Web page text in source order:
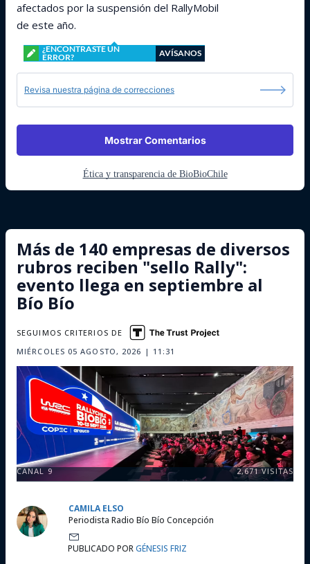
afectados por la suspensión del RallyMobil
de este año.
¿ENCONTRASTE UN
ERROR?
AVÍSANOS
Revisa nuestra página de correcciones
Mostrar Comentarios
Ética y transparencia de BioBioChile
Más de 140 empresas de diversos
rubros reciben "sello Rally":
evento llega en septiembre al
Bío Bío
MIÉRCOLES 05 AGOSTO, 2026 | 11:31
SEGUIMOS CRITERIOS DE
CANAL 9 2,671VISITAS
CAMILA ELSO
Periodista Radio Bío Bío Concepción
PUBLICADO PORGÉNESIS FRIZ